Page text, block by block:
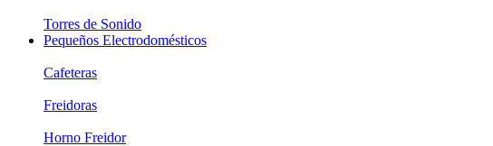
Torres de Sonido
Pequeños Electrodomésticos
Cafeteras
Freidoras
Horno Freidor